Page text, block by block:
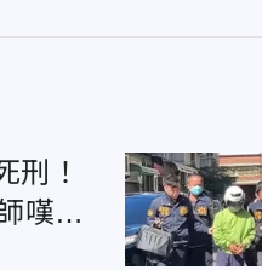
刑！
嘆：